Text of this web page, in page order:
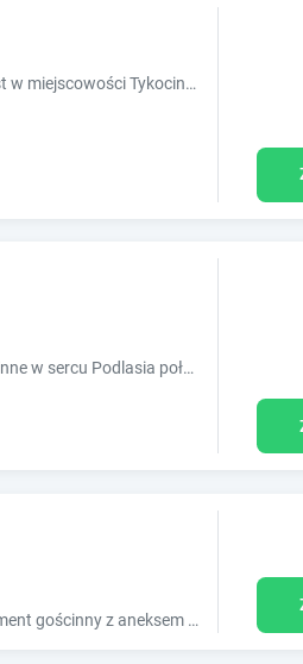
Obiekt Kurnik Polski agroturystyka położony jest w miejscowości Tykocin w regionie podlaskie i oferuje bezpłatne Wi-Fi, sprzęt do grillowania, ta
Przystanek Tykocin - apartamenty i domki gościnne w sercu Podlasia położony jest w miejscowości Tykocin. 200m od historycznego centrum miasta.
Całoroczny, w pełni wyposażony, przestronny apartament gościnny z aneksem kuchennym o powierzchni 24m2. Łazienka z prysznicem, zestaw naczyń, ręczniki